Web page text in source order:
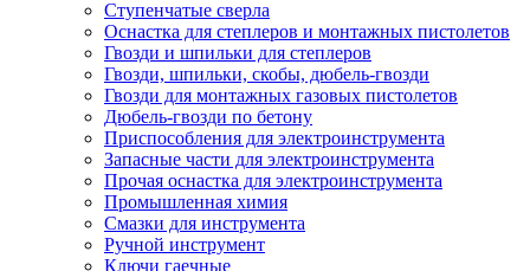
Ступенчатые сверла
Оснастка для степлеров и монтажных пистолетов
Гвозди и шпильки для степлеров
Гвозди, шпильки, скобы, дюбель-гвозди
Гвозди для монтажных газовых пистолетов
Дюбель-гвозди по бетону
Приспособления для электроинструмента
Запасные части для электроинструмента
Прочая оснастка для электроинструмента
Промышленная химия
Смазки для инструмента
Ручной инструмент
Ключи гаечные